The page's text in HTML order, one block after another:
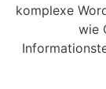
komplexe
wie